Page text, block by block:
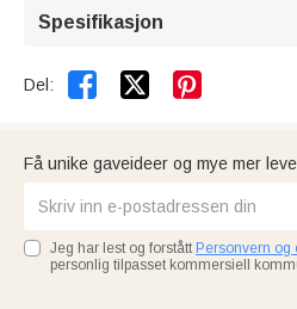
Spesifikasjon
Del:  
Få unike gaveideer og mye mer
Jeg har lest og forstått Personvern og
personlig tilpasset kommersiell